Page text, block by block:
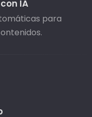
IA
para